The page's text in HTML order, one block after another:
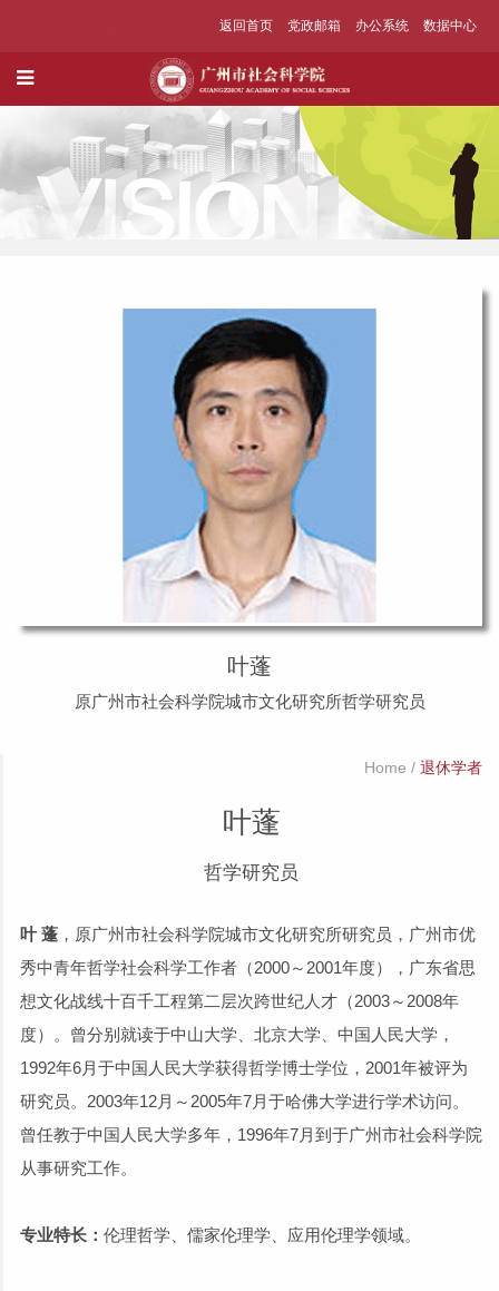
返回首页 党政邮箱 办公系统 数据中心
叶蓬
原广州市社会科学院城市文化研究所哲学研究员
Home / 退休学者
叶蓬
哲学研究员
叶 蓬 ，原广州市社会科学院城市文化研究所研究员，广州市优
秀中青年哲学社会科学工作者（2000～2001年度），广东省思
想文化战线十百千工程第二层次跨世纪人才（2003～2008年
度）。曾分别就读于中山大学、北京大学、中国人民大学，
1992年6月于中国人民大学获得哲学博士学位，2001年被评为
研究员。2003年12月～2005年7月于哈佛大学进行学术访问。
曾任教于中国人民大学多年，1996年7月到于广州市社会科学院
从事研究工作。
专业特长： 伦理哲学、儒家伦理学、应用伦理学领域。